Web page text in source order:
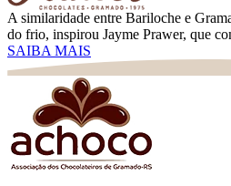
A similaridade entre Bariloche e
do frio, inspirou Jayme Prawer, que
SAIBA MAIS